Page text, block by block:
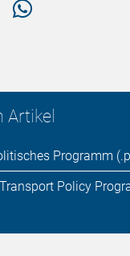
Artikel
Programm
Policy